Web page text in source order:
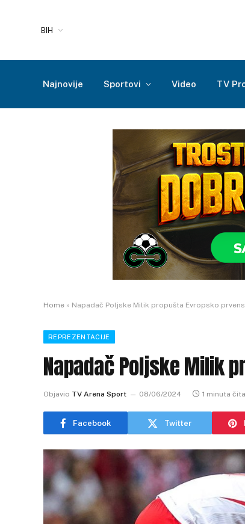
BIH
Najnovije Sportovi Video TV
Home » Napadač Poljske Milik propušta Evropsko
REPREZENTACIJE
Napadač Poljske Milik
Objavio TV Arena Sport 08/06/2024 1 minuta
Facebook Twitter